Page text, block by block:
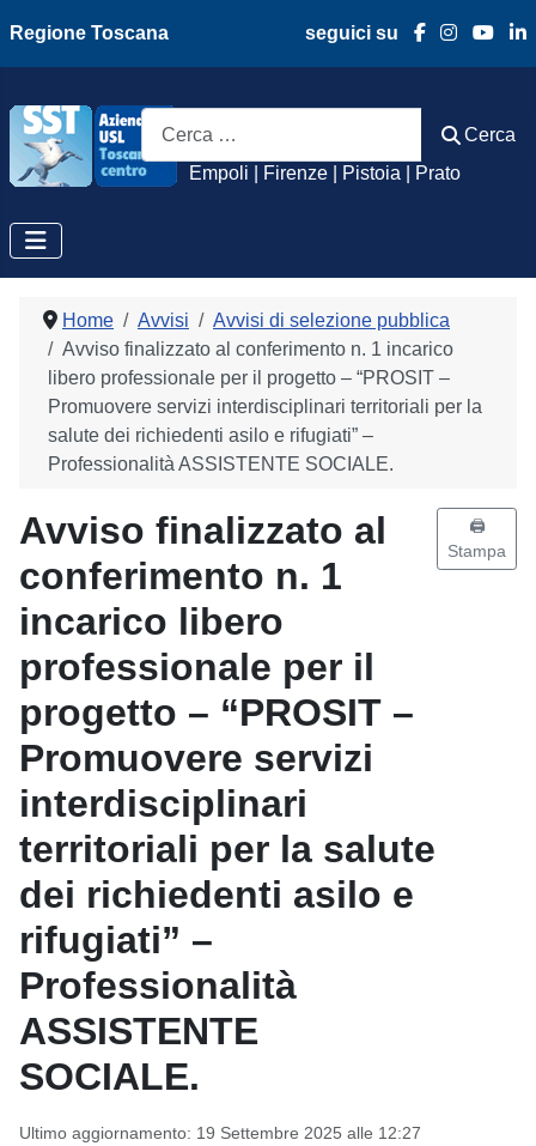
Regione Toscana seguici su
Azienda Usl
Empoli | Firenze | Pistoia | Prato
Cerca
Cerca
Home Avvisi
Avvisi di selezione pubblica
Avviso finalizzato al conferimento n. 1 incarico
libero professionale per il progetto – “PROSIT –
Promuovere servizi interdisciplinari territoriali per la
salute dei richiedenti asilo e rifugiati” –
Professionalità ASSISTENTE SOCIALE.
Avviso finalizzato al
conferimento n. 1
incarico libero
professionale per il
progetto – “PROSIT –
Promuovere servizi
interdisciplinari
territoriali per la salute
dei richiedenti asilo e
rifugiati” –
Professionalità
ASSISTENTE
SOCIALE.
Ultimo aggiornamento: 19 Settembre 2025 alle 12:27
🖨️
Stampa